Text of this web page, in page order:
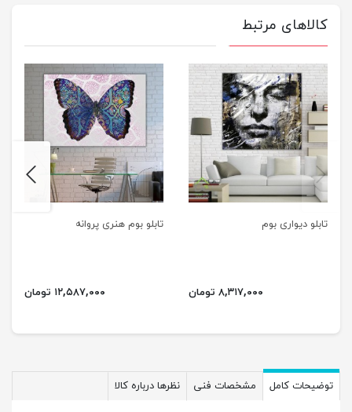
کالاهای مرتبط
تابلو دیواری بوم
۸,۳۱۷,۰۰۰ تومان
تابلو بوم هنری پروانه
۱۲,۵۸۷,۰۰۰ تومان
previus
توضیحات کامل مشخصات فنی نظرها درباره کالا